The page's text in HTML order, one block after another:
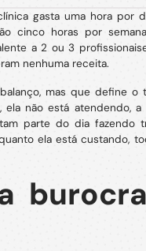
gasta uma hora por
cinco horas por
a 2 ou 3
nenhuma receita.
mas que define
não está atendendo,
parte do dia fazendo
ela está custando,